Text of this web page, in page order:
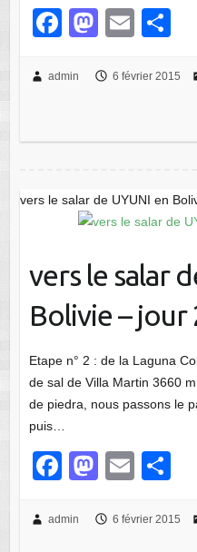
F
c
b
o
M
st
d
n
E
ail
P
ta
er
admin 6 février 2015
vers le salar de UYUNI en
vers le salar
Bolivie – jour
Etape n° 2 : de la Laguna
de sal de Villa Martin 3660
de piedra, nous passons le
puis…
F
c
M
st
E
ail ta
admin 6 février 2015